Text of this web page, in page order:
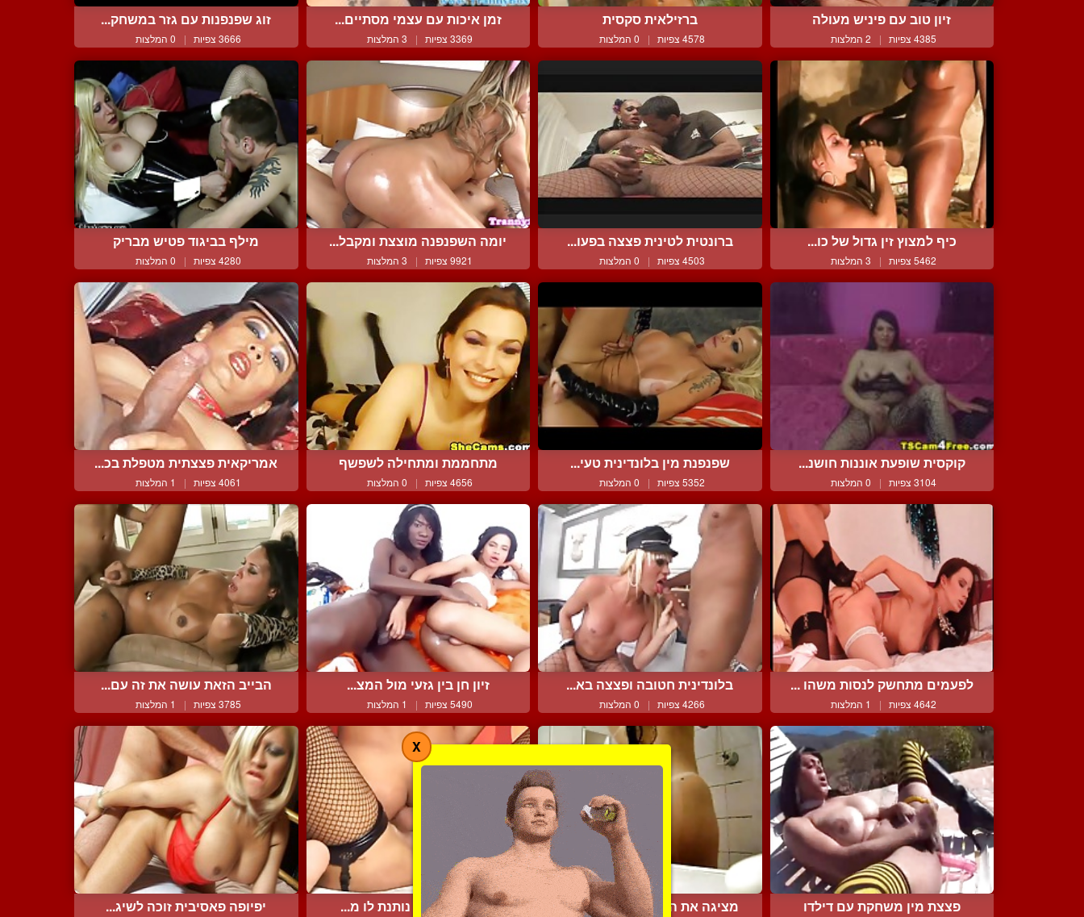
זיון טוב עם פיניש מעולה
4385 צפיות | 2 המלצות
ברזילאית סקסית
4578 צפיות | 0 המלצות
זמן איכות עם עצמי מסתיים...
3369 צפיות | 3 המלצות
זוג שפנפנות עם גזר במשחק...
3666 צפיות | 0 המלצות
כיף למצוץ זין גדול של כו...
5462 צפיות | 3 המלצות
ברונטית לטינית פצצה בפעו...
4503 צפיות | 0 המלצות
יומה השפנפנה מוצצת ומקבל...
9921 צפיות | 3 המלצות
מילף בביגוד פטיש מבריק
4280 צפיות | 0 המלצות
קוקסית שופעת אוננות חושנ...
3104 צפיות | 0 המלצות
שפנפנת מין בלונדינית טעי...
5352 צפיות | 0 המלצות
מתחממת ומתחילה לשפשף
4656 צפיות | 0 המלצות
אמריקאית פצצתית מטפלת בכ...
4061 צפיות | 1 המלצות
לפעמים מתחשק לנסות משהו ...
4642 צפיות | 1 המלצות
בלונדינית חטובה ופצצה בא...
4266 צפיות | 0 המלצות
זיון חן בין גזעי מול המצ...
5490 צפיות | 1 המלצות
הבייב הזאת עושה את זה עם...
3785 צפיות | 1 המלצות
פצצת מין משחקת עם דילדו מציגה את הקימורים שלה במ... כוסית חודרנית נותנת לו מ... יפיופה פאסיבית זוכה לשיג...
X